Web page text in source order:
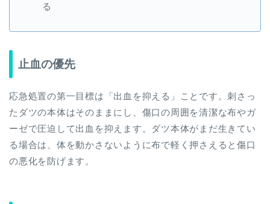
る
止血の優先
応急処置の第一目標は「出血を抑える」ことです。刺さっ
たダツの本体はそのままにし、傷口の周囲を清潔な布やガ
ーゼで圧迫して出血を抑えます。ダツ本体がまだ生きてい
る場合は、体を動かさないように布で軽く押さえると傷口
の悪化を防げます。